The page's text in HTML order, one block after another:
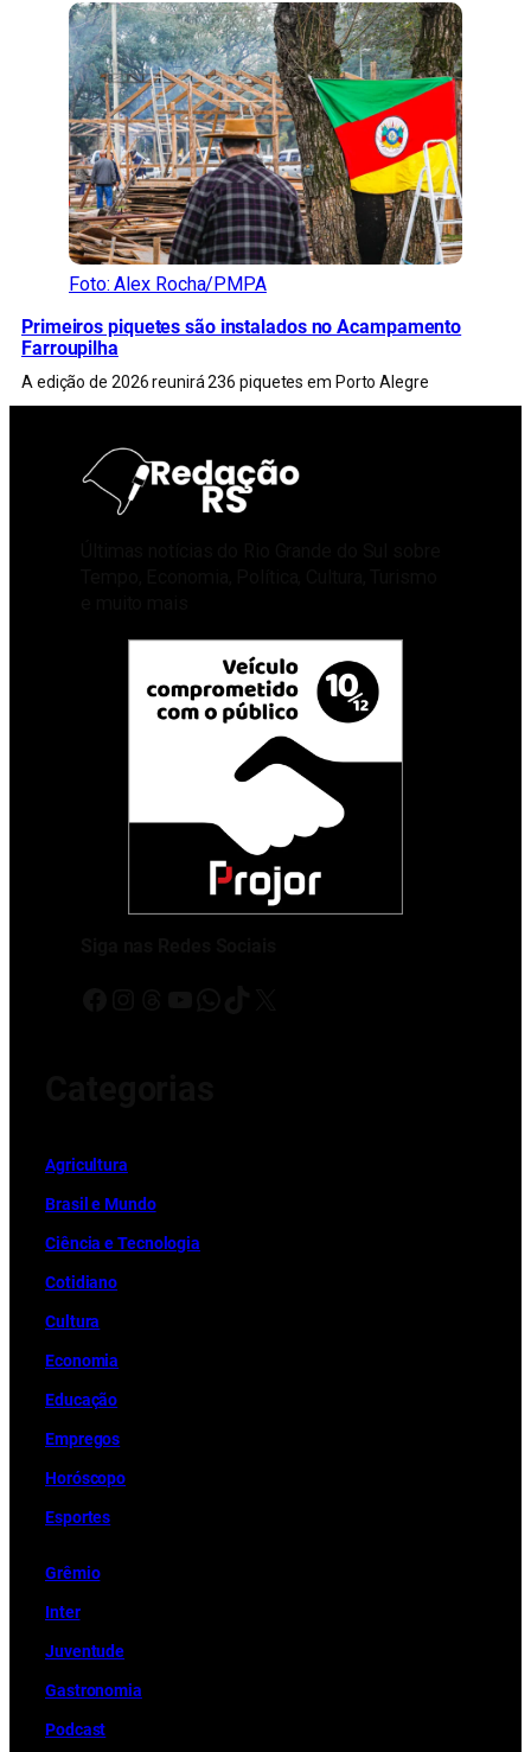
Foto: Alex Rocha/PMPA
Primeiros piquetes são instalados no Acampamento
Farroupilha
A edição de 2026 reunirá 236 piquetes em Porto Alegre
Agricultura
Brasil e Mundo
Ciência e Tecnologia
Cotidiano
Cultura
Economia
Educação
Empregos
Horóscopo
Esportes
Grêmio
Inter
Juventude
Gastronomia
Podcast